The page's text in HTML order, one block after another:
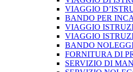
VIAGGIO
BANDO PER
VIAGGIO
VIAGGIO
BANDO
FORNITURA DI
SERVIZIO DI